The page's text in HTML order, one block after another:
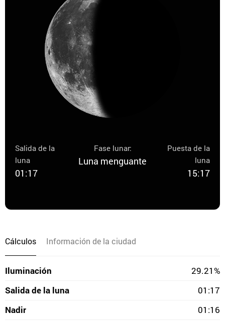
Salida de la
luna
01:17
Fase lunar:
Luna menguante
Puesta de la
luna
15:17
Cálculos Información de la ciudad
Iluminación
29.21%
Salida de la luna
01:17
Nadir
01:16